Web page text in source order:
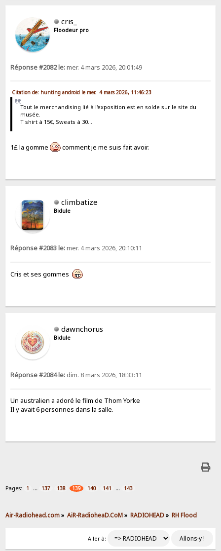
cris_
Floodeur pro
Réponse #2082 le:mer. 4 mars 2026, 20:01:49
Citation de: hunting android le mer. 4 mars 2026, 11:46:23
Tout le merchandising lié à l'exposition est en solde sur le site du
musée.
T shirt à 15€, Sweats à 30...
1£ la gomme comment je me suis fait avoir.
climbatize
Bidule
Réponse #2083 le:mer. 4 mars 2026, 20:10:11
Cris et ses gommes
dawnchorus
Bidule
Réponse #2084 le: dim. 8 mars 2026, 18:33:11
Un australien a adoré le film de Thom Yorke
Il y avait 6 personnes dans la salle.
Pages: 1 ... 137 138 139 140 141 ... 143
Air-Radiohead.com» AiR-RadioheaD.CoM» RADIOHEAD» RH Flood
Aller à: